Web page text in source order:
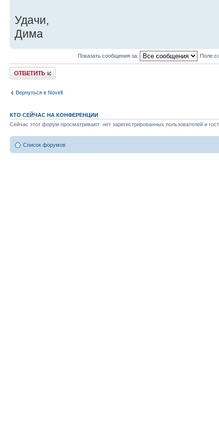
Удачи,
Дима
Показать сообщения за: Поле
Ответить
Вернуться в Novell
КТО СЕЙЧАС НА КОНФЕРЕНЦИИ
Сейчас этот форум просматривают: нет зарегистрированных пользователей и
Список форумов